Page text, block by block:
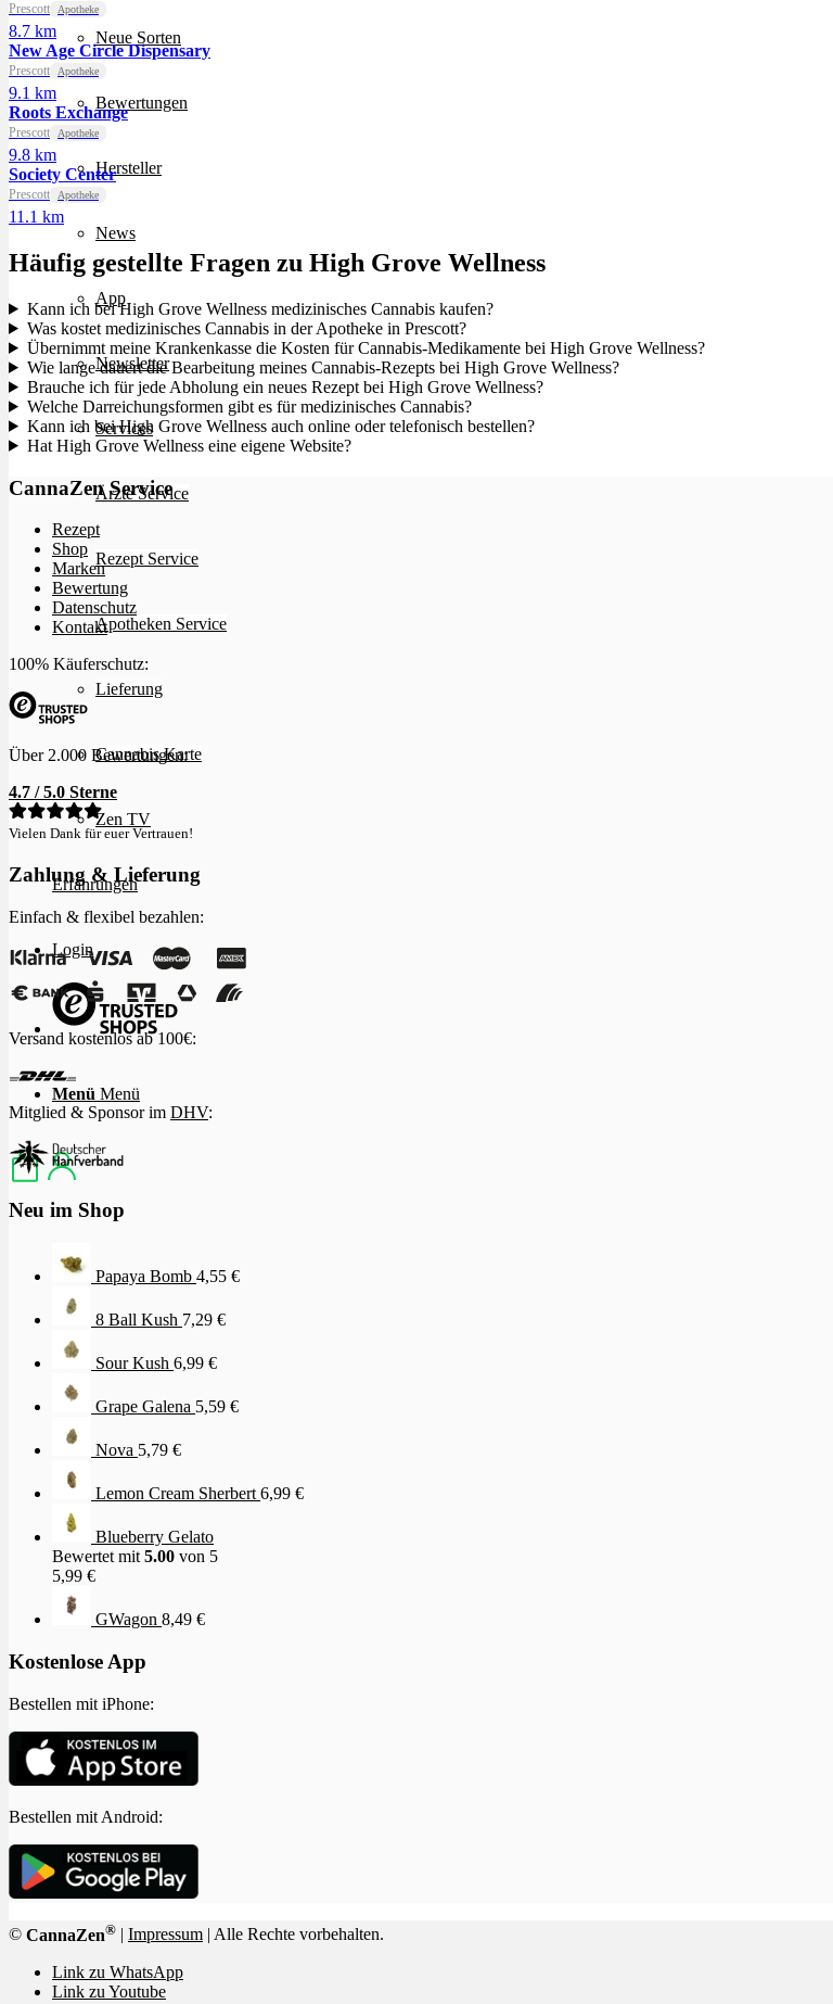
Neue Sorten
Bewertungen
Hersteller
News
App
Newsletter
Services
Ärzte Service
Rezept Service
Apotheken Service
Lieferung
Cannabis Karte
Zen TV
Erfahrungen
Login
Menü Menü
Prescott Apotheke
8.7 km
New Age Circle Dispensary
Prescott Apotheke
9.1 km
Roots Exchange
Prescott Apotheke
9.8 km
Society Center
Prescott Apotheke
11.1 km
Häufig gestellte Fragen zu High Grove Wellness
Kann ich bei High Grove Wellness medizinisches Cannabis kaufen?
Was kostet medizinisches Cannabis in der Apotheke in Prescott?
Übernimmt meine Krankenkasse die Kosten für Cannabis-Medikamente bei High Grove Wellness?
Wie lange dauert die Bearbeitung meines Cannabis-Rezepts bei High Grove Wellness?
Brauche ich für jede Abholung ein neues Rezept bei High Grove Wellness?
Welche Darreichungsformen gibt es für medizinisches Cannabis?
Kann ich bei High Grove Wellness auch online oder telefonisch bestellen?
Hat High Grove Wellness eine eigene Website?
CannaZen Service
Rezept
Shop
Marken
Bewertung
Datenschutz
Kontakt
100% Käuferschutz:
Über 2.000 Bewertungen:
4.7 / 5.0 Sterne
Vielen Dank für euer Vertrauen!
Zahlung & Lieferung
Einfach & flexibel bezahlen:
Versand kostenlos ab 100€:
Mitglied & Sponsor im DHV:
Neu im Shop
Papaya Bomb 4,55 €
8 Ball Kush 7,29 €
Sour Kush 6,99 €
Grape Galena 5,59 €
Nova 5,79 €
Lemon Cream Sherbert 6,99 €
Blueberry Gelato
Bewertet mit 5.00 von 5
5,99 €
GWagon 8,49 €
Kostenlose App
Bestellen mit iPhone:
Bestellen mit Android:
© CannaZen® Impressum | Alle Rechte vorbehalten.
Link zu WhatsApp
Link zu Youtube